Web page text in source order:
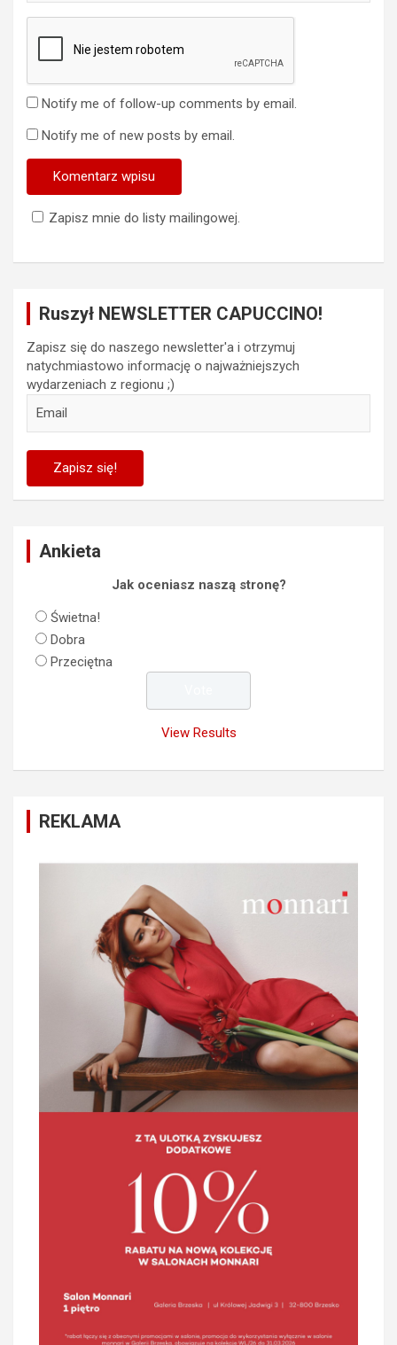
Notify me of follow-up comments by email.
Notify me of new posts by email.
Zapisz mnie do listy mailingowej.
Ruszył NEWSLETTER CAPUCCINO!
Zapisz się do naszego newsletter'a i otrzymuj
natychmiastowo informację o najważniejszych
wydarzeniach z regionu ;)
Ankieta
Jak oceniasz naszą stronę?
Świetna!
Dobra
Przeciętna
View Results
REKLAMA